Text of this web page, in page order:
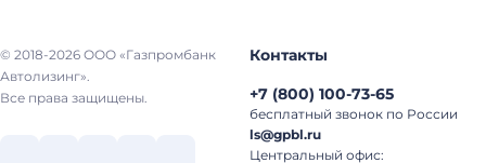
© 2018-2026 ООО «Газпромбанк
Автолизинг».
Все права защищены.
Контакты
+7 (800) 100-73-65
бесплатный звонок по России
ls@gpbl.ru
Центральный офис: